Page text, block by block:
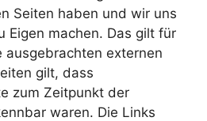
Seiten haben und wir uns
Eigen machen. Das gilt für
ausgebrachten externen
gilt, dass
zum Zeitpunkt der
waren. Die Links